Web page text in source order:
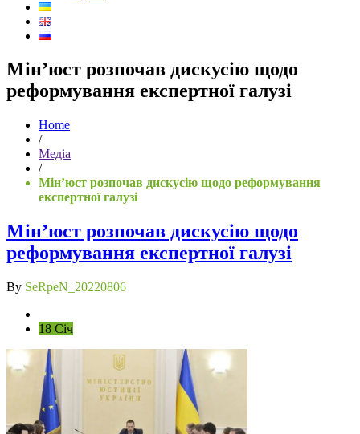
Мін’юст розпочав дискусію щодо
реформування експертної галузі
Home
/
Медіа
/
Мін’юст розпочав дискусію щодо реформування
експертної галузі
Мін’юст розпочав дискусію щодо
реформування експертної галузі
By SeRpeN_20220806
18 Січ